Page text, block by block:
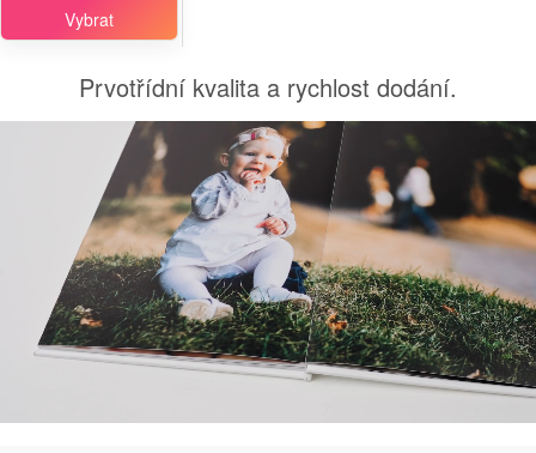
Vybrat
Prvotřídní kvalita a rychlost dodání.